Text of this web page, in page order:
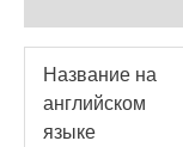
Название на
английском
языке